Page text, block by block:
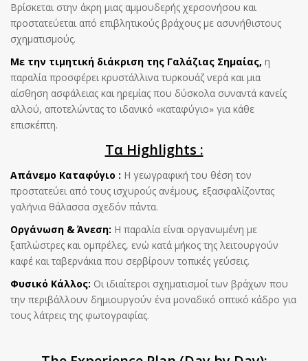
Βρίσκεται στην άκρη μιας αμμουδερής χερσονήσου και
προστατεύεται από επιβλητικούς βράχους με ασυνήθιστους
σχηματισμούς.
Με την τιμητική διάκριση της Γαλάζιας Σημαίας, η
παραλία προσφέρει κρυστάλλινα τυρκουάζ νερά και μια
αίσθηση ασφάλειας και ηρεμίας που δύσκολα συναντά κανείς
αλλού, αποτελώντας το ιδανικό «καταφύγιο» για κάθε
επισκέπτη.
Τα Highlights :
Απάνεμο Καταφύγιο : Η γεωγραφική του θέση τον
προστατεύει από τους ισχυρούς ανέμους, εξασφαλίζοντας
γαλήνια θάλασσα σχεδόν πάντα.
Οργάνωση & Άνεση: Η παραλία είναι οργανωμένη με
ξαπλώστρες και ομπρέλες, ενώ κατά μήκος της λειτουργούν
καφέ και ταβερνάκια που σερβίρουν τοπικές γεύσεις.
Φυσικό Κάλλος: Οι ιδιαίτεροι σχηματισμοί των βράχων που
την περιβάλλουν δημιουργούν ένα μοναδικό οπτικό κάδρο για
τους λάτρεις της φωτογραφίας.